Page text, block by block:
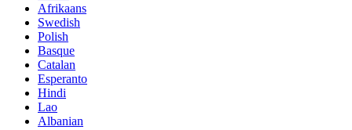
Afrikaans
Swedish
Polish
Basque
Catalan
Esperanto
Hindi
Lao
Albanian